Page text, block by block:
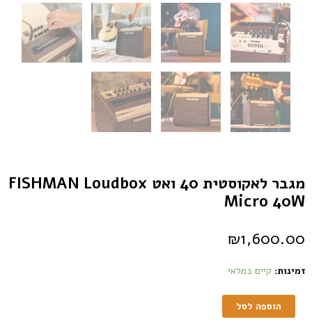
מגבר לאקוסטית 40 ואט FISHMAN Loudbox
Micro 40W
₪1,600.00
זמינות: קיים במלאי
הוספה לסל